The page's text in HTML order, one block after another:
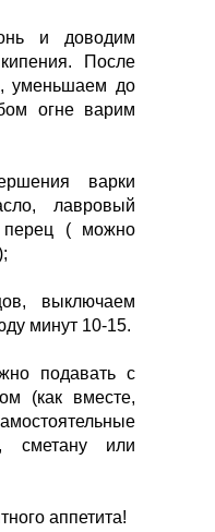
и доводим
После
уменьшаем до
огне варим
варки
лавровый
перец ( можно
выключаем
минут 10-15.
подавать с
(как вместе,
сметану или
аппетита!